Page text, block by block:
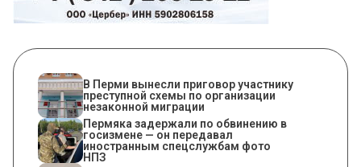
В Перми вынесли приговор участнику
преступной схемы по организации
незаконной миграции
Пермяка задержали по обвинению в
госизмене — он передавал
иностранным спецслужбам фото
НПЗ